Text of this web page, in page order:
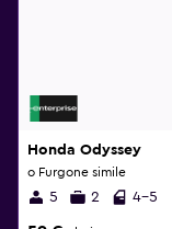
Honda Odyssey
o Furgone simile
5 2 4-5